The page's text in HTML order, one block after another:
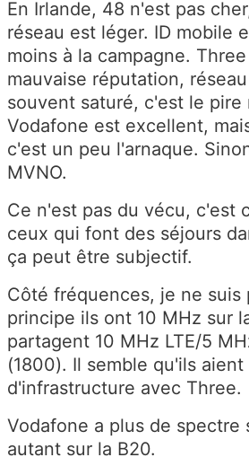
En Irlande, 48 n'est pas
réseau est léger. ID mobile
moins à la campagne.
mauvaise réputation,
souvent saturé, c'est le pire
Vodafone est excellent,
c'est un peu l'arnaque.
MVNO.
Ce n'est pas du vécu, c'est
ceux qui font des séjours
ça peut être subjectif.
Côté fréquences, je ne suis
principe ils ont 10 MHz sur
partagent 10 MHz LTE/5
(1800). Il semble qu'ils
d'infrastructure avec Three.
Vodafone a plus de spectre
autant sur la B20.